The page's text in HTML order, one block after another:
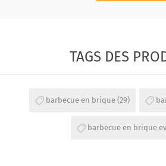
TAGS DES
barbecue en brique (29)
barbecue en brique